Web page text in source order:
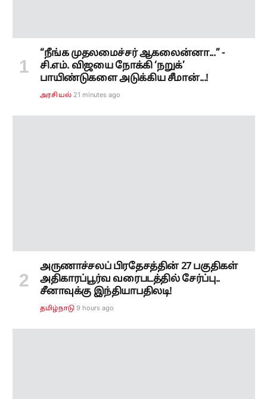
“நீங்க முதலமைச்சர் ஆகலைன்னா...” -
சி.எம். விஜயை நோக்கி ‘நறுக்’
பாயிண்டுகளை அடுக்கிய சீமான்...!
அரசியல் 21 minutes ago
அருணாச்சலப் பிரதேசத்தின் 27 பகுதிகள்
அதிகாரப்பூர்வ வரைபடத்தில் சேர்ப்பு..
சீனாவுக்கு இந்தியாபதிலடி!
தமிழ்நாடு 9 hours ago